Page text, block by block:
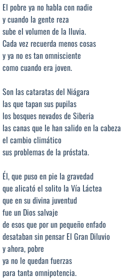
El pobre ya no habla con nadie
y cuando la gente reza
sube el volumen de la lluvia.
Cada vez recuerda menos cosas
y ya no es tan omnisciente
como cuando era joven.
Son las cataratas del Niágara
las que tapan sus pupilas
los bosques nevados de Siberia
las canas que le han salido en la cabeza
el cambio climático
sus problemas de la próstata.
Él, que puso en pie la gravedad
que alicató el solito la Vía Láctea
que en su divina juventud
fue un Dios salvaje
de esos que por un pequeño enfado
desataban sin pensar El Gran Diluvio
y ahora, pobre
ya no le quedan fuerzas
para tanta omnipotencia.